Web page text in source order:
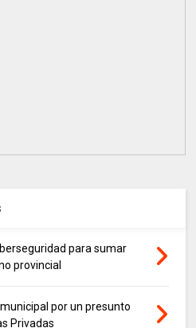
para sumar
provincial
por un presunto
Privadas